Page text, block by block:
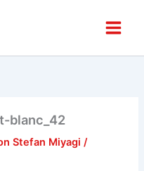
blanc_42
Stefan Miyagi/